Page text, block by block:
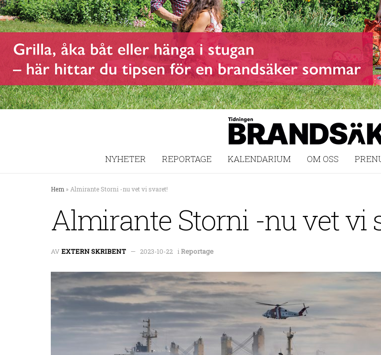
NYHETER REPORTAGE KALENDARIUM OM OSS
Hem » Almirante Storni -nu vet vi svaret!
Almirante Storni -nu vet vi
AV EXTERN SKRIBENT 2023-10-22 iReportage